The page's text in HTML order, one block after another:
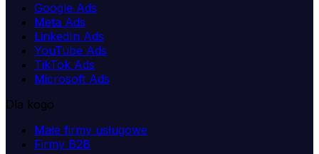
Google Ads
Meta Ads
LinkedIn Ads
YouTube Ads
TikTok Ads
Microsoft Ads
Dla kogo
Małe firmy usługowe
Firmy B2B